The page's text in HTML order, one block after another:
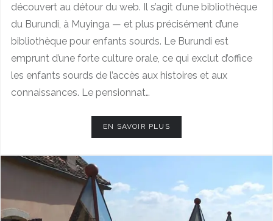
découvert au détour du web. Il s’agit d’une bibliothèque
du Burundi, à Muyinga — et plus précisément d’une
bibliothèque pour enfants sourds. Le Burundi est
emprunt d’une forte culture orale, ce qui exclut d’office
les enfants sourds de l’accès aux histoires et aux
connaissances. Le pensionnat…
EN SAVOIR PLUS